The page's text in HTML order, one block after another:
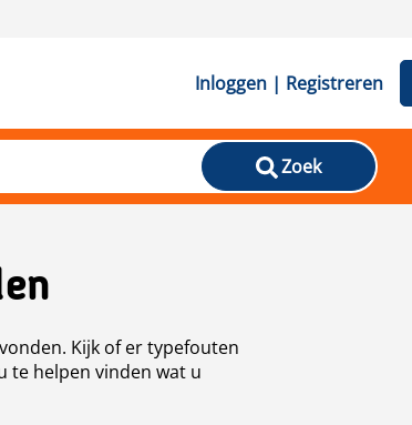
Inloggen | Registreren
Zoek
Kijk of er typefouten
te helpen vinden wat u